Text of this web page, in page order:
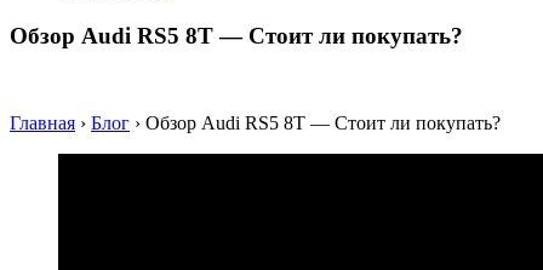
Обзор Audi RS5 8T — Стоит ли покупать?
Главная › Блог › Обзор Audi RS5 8T — Стоит ли покупать?